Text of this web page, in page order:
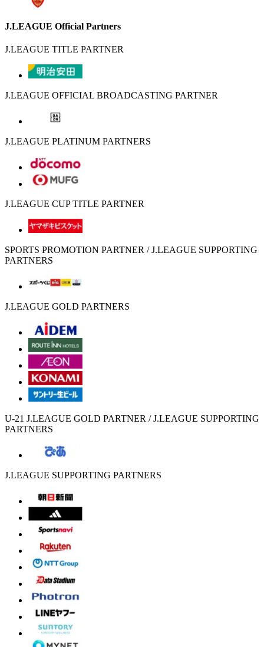
J.LEAGUE Official Partners
J.LEAGUE TITLE PARTNER
J.LEAGUE OFFICIAL BROADCASTING PARTNER
J.LEAGUE PLATINUM PARTNERS
J.LEAGUE CUP TITLE PARTNER
SPORTS PROMOTION PARTNER / J.LEAGUE SUPPORTING
PARTNERS
J.LEAGUE GOLD PARTNERS
U-21 J.LEAGUE GOLD PARTNER / J.LEAGUE SUPPORTING
PARTNERS
J.LEAGUE SUPPORTING PARTNERS